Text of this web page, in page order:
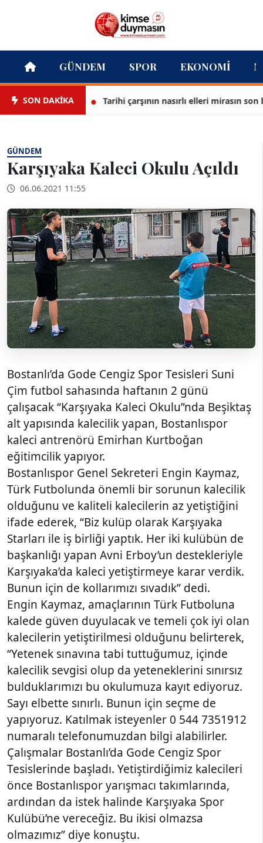
GÜNDEM SPOR EKONOMI
SON DAKİKA Tarihi çarşının nasırlı elleri mirasın son
GÜNDEM
Karşıyaka Kaleci Okulu Açıldı
06.06.2021 11:55
Bostanlı’da Gode Cengiz Spor Tesisleri Suni
Çim futbol sahasında haftanın 2 günü
çalışacak “Karşıyaka Kaleci Okulu”nda Beşiktaş
alt yapısında kalecilik yapan, Bostanlıspor
kaleci antrenörü Emirhan Kurtboğan
eğitimcilik yapıyor.
Bostanlıspor Genel Sekreteri Engin Kaymaz,
Türk Futbolunda önemli bir sorunun kalecilik
olduğunu ve kaliteli kalecilerin az yetiştiğini
ifade ederek, “Biz kulüp olarak Karşıyaka
Starları ile iş birliği yaptık. Her iki kulübün de
başkanlığı yapan Avni Erboy’un destekleriyle
Karşıyaka’da kaleci yetiştirmeye karar verdik.
Bunun için de kollarımızı sıvadık” dedi.
Engin Kaymaz, amaçlarının Türk Futboluna
kalede güven duyulacak ve temeli çok iyi olan
kalecilerin yetiştirilmesi olduğunu belirterek,
“Yetenek sınavına tabi tuttuğumuz, içinde
kalecilik sevgisi olup da yeteneklerini sınırsız
bulduklarımızı bu okulumuza kayıt ediyoruz.
Sayı elbette sınırlı. Bunun için seçme de
yapıyoruz. Katılmak isteyenler 0 544 7351912
numaralı telefonumuzdan bilgi alabilirler.
Çalışmalar Bostanlı’da Gode Cengiz Spor
Tesislerinde başladı. Yetiştirdiğimiz kalecileri
önce Bostanlıspor yarışmacı takımlarında,
ardından da istek halinde Karşıyaka Spor
Kulübü’ne vereceğiz. Bu ikisi olmazsa
olmazımız” diye konuştu.